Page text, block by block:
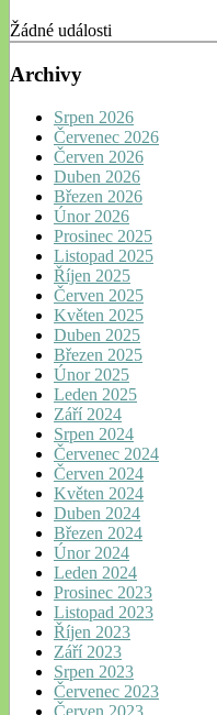
Žádné události
Archivy
Srpen 2026
Červenec 2026
Červen 2026
Duben 2026
Březen 2026
Únor 2026
Prosinec 2025
Listopad 2025
Říjen 2025
Červen 2025
Květen 2025
Duben 2025
Březen 2025
Únor 2025
Leden 2025
Září 2024
Srpen 2024
Červenec 2024
Červen 2024
Květen 2024
Duben 2024
Březen 2024
Únor 2024
Leden 2024
Prosinec 2023
Listopad 2023
Říjen 2023
Září 2023
Srpen 2023
Červenec 2023
Červen 2023